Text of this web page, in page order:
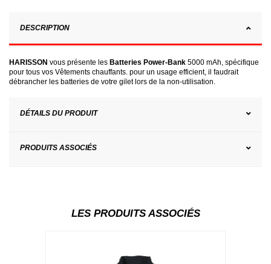
DESCRIPTION
HARISSON vous présente les Batteries Power-Bank 5000 mAh, spécifique
pour tous vos Vêtements chauffants. pour un usage efficient, il faudrait
débrancher les batteries de votre gilet lors de la non-utilisation.
DÉTAILS DU PRODUIT
PRODUITS ASSOCIÉS
LES PRODUITS ASSOCIÉS